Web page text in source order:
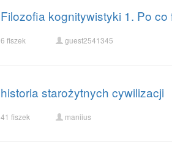
Filozofia kognitywistyki 1. Po
6 fiszek guest2541345
historia starożytnych cywilizacji
41 fiszek maniius